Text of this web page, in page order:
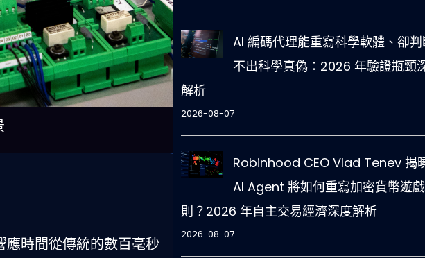
時間從傳統的數百毫秒
AI 編碼代理能重寫科學軟體、卻
不出科學真偽：2026 年驗證瓶頸
解析
2026-08-07
Robinhood CEO Vlad Tenev 揭
AI Agent 將如何重寫加密貨幣遊
則？2026 年自主交易經濟深度解析
2026-08-07